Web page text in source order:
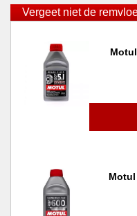
Vergeet niet de
Motul